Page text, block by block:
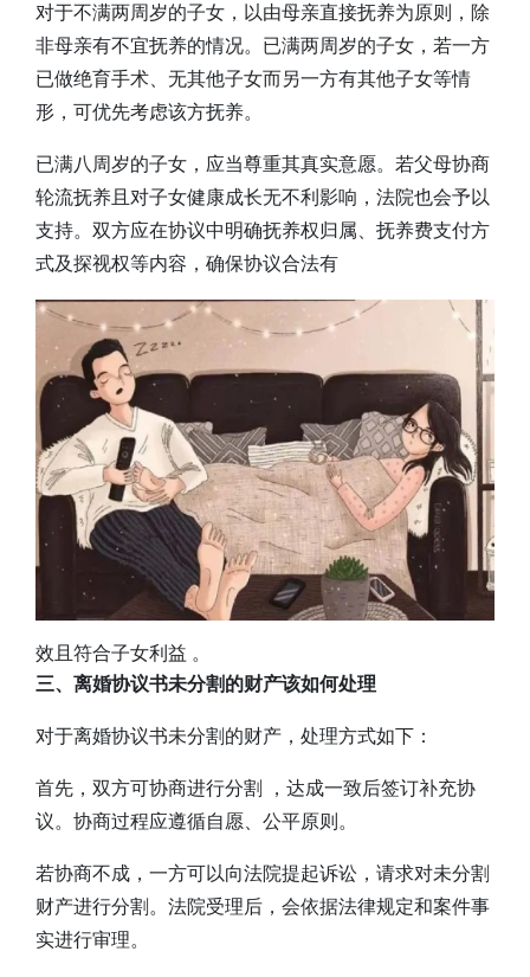
对于不满两周岁的子女，以由母亲直接抚养为原则，除
非母亲有不宜抚养的情况。已满两周岁的子女，若一方
已做绝育手术、无其他子女而另一方有其他子女等情
形，可优先考虑该方抚养。
已满八周岁的子女，应当尊重其真实意愿。若父母协商
轮流抚养且对子女健康成长无不利影响，法院也会予以
支持。双方应在协议中明确抚养权归属、抚养费支付方
式及探视权等内容，确保协议合法有
效且符合子女利益 。
三、离婚协议书未分割的财产该如何处理
对于离婚协议书未分割的财产，处理方式如下：
首先，双方可协商进行分割 ，达成一致后签订补充协
议。协商过程应遵循自愿、公平原则。
若协商不成，一方可以向法院提起诉讼，请求对未分割
财产进行分割。法院受理后，会依据法律规定和案件事
实进行审理。